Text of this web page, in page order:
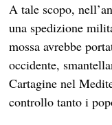
A tale scopo,
una spedizione
mossa avrebbe
occidente,
Cartagine nel
controllo tanto i